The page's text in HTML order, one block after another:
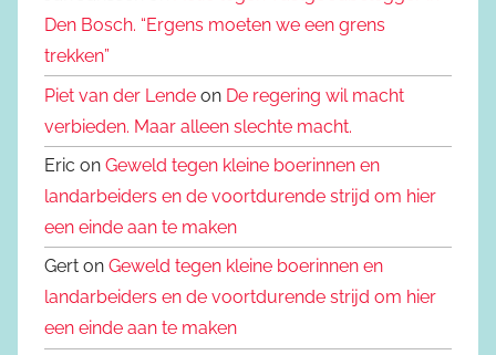
Den Bosch. “Ergens moeten we een grens
trekken”
Piet van der Lende on De regering wil macht
verbieden. Maar alleen slechte macht.
Eric on Geweld tegen kleine boerinnen en
landarbeiders en de voortdurende strijd om hier
een einde aan te maken
Gert on Geweld tegen kleine boerinnen en
landarbeiders en de voortdurende strijd om hier
een einde aan te maken